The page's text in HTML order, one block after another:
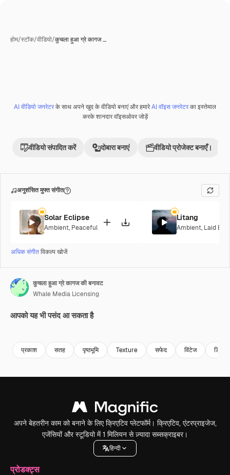
होम/स्टॉक/वीडियो/कुचला हुआ ग्रे कागज …
Premium
AI वीडियो जनरेटरके साथ अपने खुद के वीडियो बनाएं और हमारेAI वॉइस जनरेटरका इस्तेमाल
करके शानदार वॉइसओवर जोड़ें
वीडियो संपादित करें दोबारा बनाएं वीडियो प्रोजेक्ट बनाएँ।
अनुशंसित मुफ्त संगीत
Solar Eclipse
Ambient, Peaceful
Litang
Ambient, Laid
अधिक संगीतविकल्प खोजें
कुचला हुआ ग्रे कागज की बनावट
Whale Media Licensing
आपको यह भी पसंद आ सकता है
प्रकाश सतह पृष्ठभूमि Texture सफेद विंटेज
अपने बेहतरीन काम को बनाने के लिए क्रिएटिव प्लेटफॉर्म। क्रिएटिव, एंटरप्राइजेज,
एजेंसियों और स्टूडियो में 1 मिलियन से ज़्यादा सब्सक्राइबर।
हिन्दी
प्रोडक्ट्स